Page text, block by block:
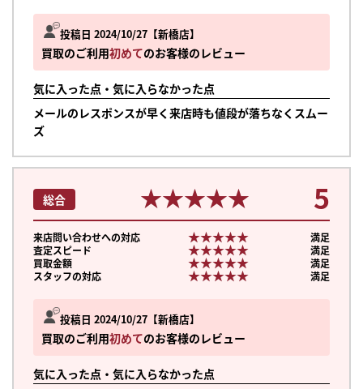
投稿日 2024/10/27 新橋店
買取のご利用初めてのお客様のレビュー
気に入った点・気に入らなかった点
メールのレスポンスが早く来店時も値段が落ちなくスムー
ズ
投稿日 2024/10/27 新橋店
買取のご利用初めてのお客様のレビュー
気に入った点・気に入らなかった点
総合 ★★★★★
★★★★★ 5
来店問い合わせへの対応 ★★★★★
★★★★★
満足
査定スピード
★★★★★
★★★★★
満足
買取金額
★★★★★
★★★★★
満足
スタッフの対応
★★★★★
★★★★★ 満足